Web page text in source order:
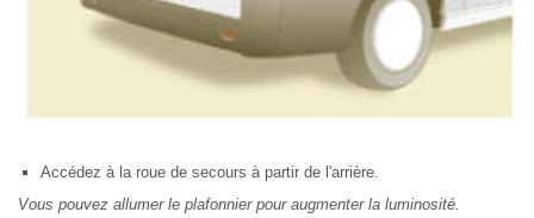
Accédez à la roue de secours à partir de l'arrière.
Vous pouvez allumer le plafonnier pour augmenter la luminosité.